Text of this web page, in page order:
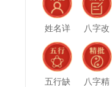
姓名详
批
八字改
名
五行缺 八字精